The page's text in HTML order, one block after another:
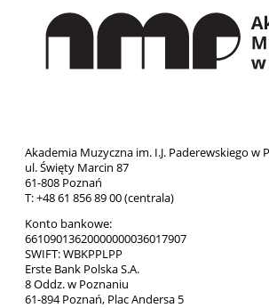
Akademia Muzyczna im. I.J. Paderewskiego w
ul. Święty Marcin 87
61-808 Poznań
T: +48 61 856 89 00 (centrala)
Konto bankowe:
66109013620000000036017907
SWIFT: WBKPPLPP
Erste Bank Polska S.A.
8 Oddz. w Poznaniu
61-894 Poznań, Plac Andersa 5